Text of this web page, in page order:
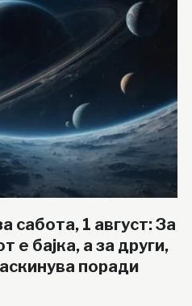
сабота, 1 август: За
е бајка, а за други,
поради